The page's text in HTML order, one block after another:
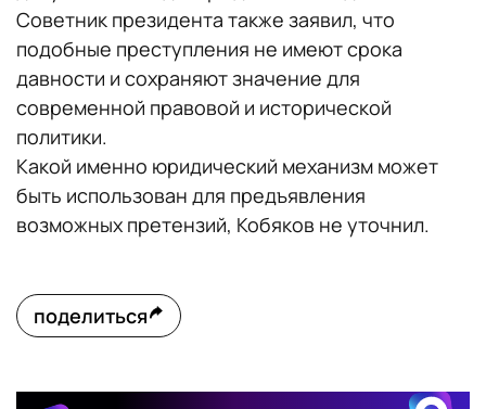
Советник президента также заявил, что
подобные преступления не имеют срока
давности и сохраняют значение для
современной правовой и исторической
политики.
Какой именно юридический механизм может
быть использован для предъявления
возможных претензий, Кобяков не уточнил.
поделиться